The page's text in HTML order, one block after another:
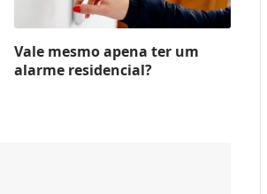
Vale mesmo apena ter um
alarme residencial?